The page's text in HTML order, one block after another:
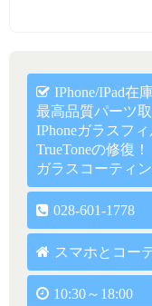
IPhone/iPad在
最高品質パーツ取
IPhoneガラスフ
TrueToneの修復！
ガラスコーティン
028-601-1778
スマホとコー
10:30～18:00